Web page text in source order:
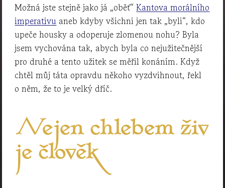
Možná jste stejně jako já „oběť“Kantova morálního
imperativu aneb kdyby všichni jen tak „byli“, kdo
upeče housky a odoperuje zlomenou nohu? Byla
jsem vychována tak, abych byla co nejužitečnější
pro druhé a tento užitek se měřil konáním. Když
chtěl můj táta opravdu někoho vyzdvihnout, řekl
o něm, že to je velký dříč.
Nejen chlebem živ
je člověk